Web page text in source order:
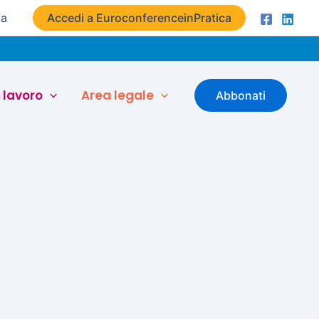
Accedi a EuroconferenceinPratica
lavoro Area legale Abbonati